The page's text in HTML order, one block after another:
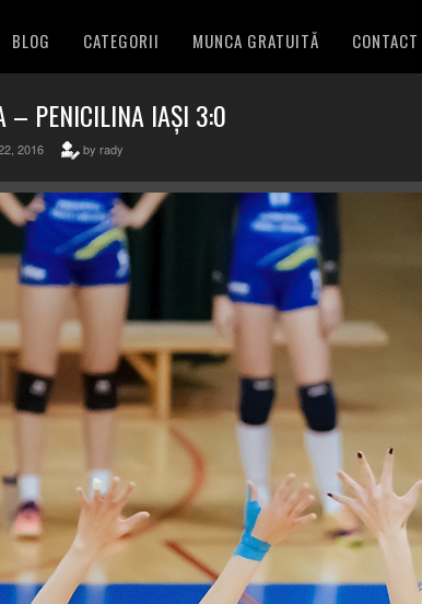
BLOG CATEGORII MUNCA GRATUITĂ CONTACT
– PENICILINA IAȘI 3:0
2016 by rady